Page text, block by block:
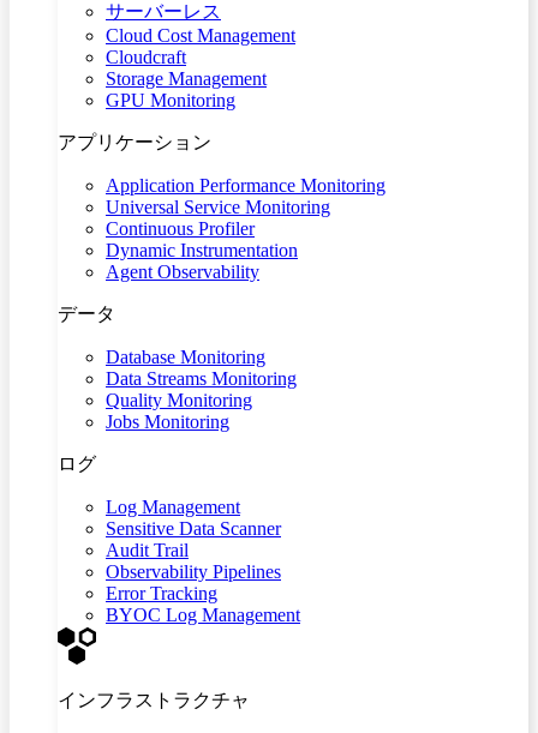
サーバーレス
Cloud Cost Management
Cloudcraft
Storage Management
GPU Monitoring
アプリケーション
Application Performance Monitoring
Universal Service Monitoring
Continuous Profiler
Dynamic Instrumentation
Agent Observability
データ
Database Monitoring
Data Streams Monitoring
Quality Monitoring
Jobs Monitoring
ログ
Log Management
Sensitive Data Scanner
Audit Trail
Observability Pipelines
Error Tracking
BYOC Log Management
インフラストラクチャ